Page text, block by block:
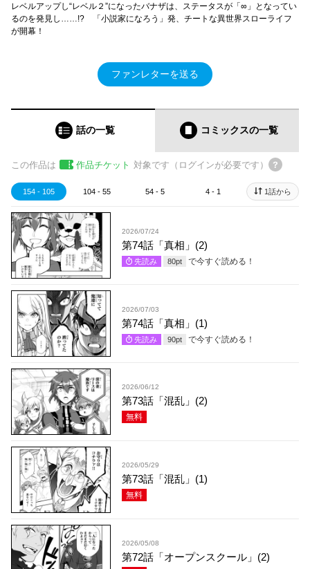
レベルアップし“レベル２”になったバナザは、ステータスが「∞」となってい
るのを発見し……!? 「小説家になろう」発、チートな異世界スローライフ
が開幕！
ファンレターを送る
話の一覧 コミックスの一覧
この作品は 作品チケット 対象です（ログインが必要です）
154 - 105 104 - 55 54 - 5 4 - 1 1話から
2026/07/24
第74話「真相」(2)
先読み 80pt で今すぐ読める！
2026/07/03
第74話「真相」(1)
先読み 90pt で今すぐ読める！
2026/06/12
第73話「混乱」(2)
無料
2026/05/29
第73話「混乱」(1)
無料
2026/05/08
第72話「オープンスクール」(2)